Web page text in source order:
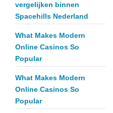
vergelijken binnen
Spacehills Nederland
What Makes Modern
Online Casinos So
Popular
What Makes Modern
Online Casinos So
Popular